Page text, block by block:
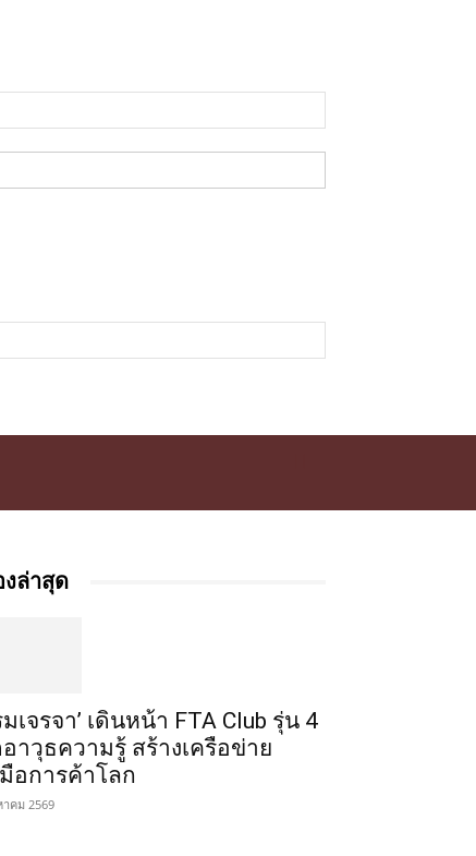
งล่าสุด
มเจรจา’ เดินหน้า FTA Club รุ่น 4
าวุธความรู้ สร้างเครือข่าย
อการค้าโลก
าคม 2569